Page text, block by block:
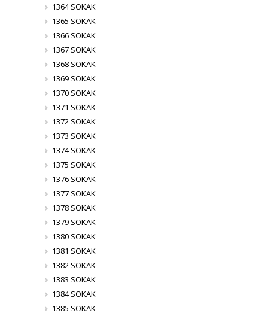
1364 SOKAK
1365 SOKAK
1366 SOKAK
1367 SOKAK
1368 SOKAK
1369 SOKAK
1370 SOKAK
1371 SOKAK
1372 SOKAK
1373 SOKAK
1374 SOKAK
1375 SOKAK
1376 SOKAK
1377 SOKAK
1378 SOKAK
1379 SOKAK
1380 SOKAK
1381 SOKAK
1382 SOKAK
1383 SOKAK
1384 SOKAK
1385 SOKAK